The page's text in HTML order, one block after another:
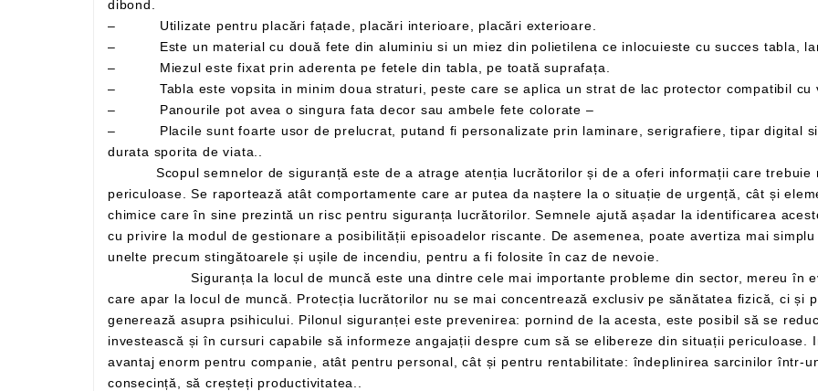
dibond.
– Utilizate pentru placări fațade, placări interioare, placări exterioare.
– Miezul este fixat prin aderenta pe fetele din tabla, pe toată suprafața.
– Tabla este vopsita in minim doua straturi, peste care se aplica un strat de lac protector compatibil cu
– Panourile pot avea o singura fata decor sau ambele fete colorate –
– Placile sunt foarte usor de prelucrat, putand fi personalizate prin laminare, serigrafiere, tipar digital si lacuire, fiind usor de intretinut si avand o
durata sporita de viata..
periculoase. Se raportează atât comportamente care ar putea da naștere la o situație de urgență, cât și elemente fizice precum mașini sau substanțe
chimice care în sine prezintă un risc pentru siguranța lucrătorilor. Semnele ajută așadar la identificarea acestor elemente și, în același timp, oferă indicații
cu privire la modul de gestionare a posibilității episoadelor riscante. De asemenea, poate avertiza mai simplu asupra existenței unor căi de evacuare sau
unelte precum stingătoarele și ușile de incendiu, pentru a fi folosite în caz de nevoie.
Siguranța la locul de muncă este una dintre cele mai importante probleme din sector, mereu în evoluție constantă în funcție de noile nevoi
care apar la locul de muncă. Protecția lucrătorilor nu se mai concentrează exclusiv pe sănătatea fizică, ci și pe impactul pe care mediul de lucru îl
generează asupra psihicului. Pilonul siguranței este prevenirea: pornind de la acesta, este posibil să se reducă drastic riscurile, așa că este esențial să se
investească și în cursuri capabile să informeze angajații despre cum să se elibereze din situații periculoase. Investiția în securitatea muncii reprezintă un
avantaj enorm pentru companie, atât pentru personal, cât și pentru rentabilitate: îndeplinirea sarcinilor într-un mediu sigur vă permite să lucrați senin și, în
consecință, să creșteți productivitatea..